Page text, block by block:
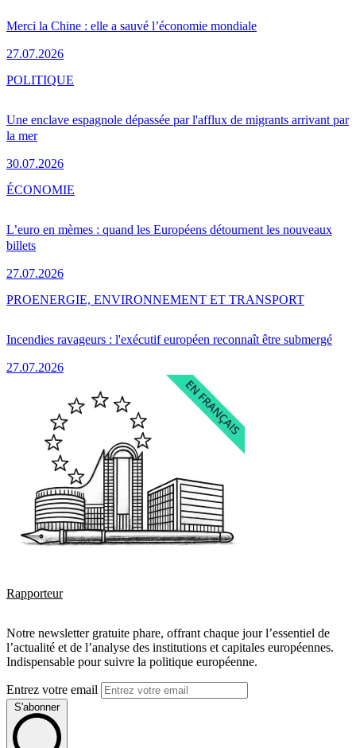
Merci la Chine : elle a sauvé l’économie mondiale
27.07.2026
Une enclave espagnole dépassée par l'afflux de migrants arrivant par
la mer
30.07.2026
POLITIQUE
L’euro en mèmes : quand les Européens détournent les nouveaux
billets
27.07.2026
ÉCONOMIE
Incendies ravageurs : l'exécutif européen reconnaît être submergé
27.07.2026
PROENERGIE, ENVIRONNEMENT ET TRANSPORT
Rapporteur
Notre newsletter gratuite phare, offrant chaque jour l’essentiel de
l’actualité et de l’analyse des institutions et capitales européennes.
Indispensable pour suivre la politique européenne.
Entrez votre email
S'abonner